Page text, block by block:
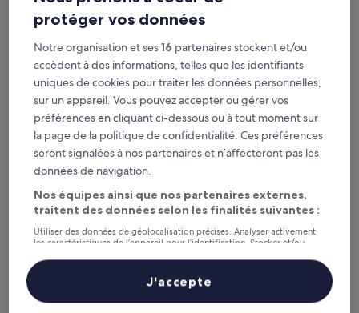
Koora Hotel by Sandglass
Koora Hotel by Sandglass
Hébergement
5.0 étoiles
Monteverde
10.0
sur
10,
Exceptionnel,
(341 avis)
10/10 Exceptionnel (341 avis)
Le
257 €
taxes et frais compris
1 sept. - 2 sept.
Valle Escondido Nature Reserve Hotel & Farm
protéger vos données
Notre organisation et ses16 partenaires stockent et/ou
accèdent à des informations, telles que les identifiants
uniques de cookies pour traiter les données personnelles,
sur un appareil. Vous pouvez accepter ou gérer vos
préférences en cliquant ci-dessous ou à tout moment sur
la page de la politique de confidentialité. Ces préférences
seront signalées à nos partenaires et n’affecteront pas les
données de navigation.
Nos équipes ainsi que nos partenaires externes,
traitent des données selon les finalités suivantes :
Utiliser des données de géolocalisation précises. Analyser activement
les caractéristiques de l’appareil pour l’identification. Stocker et/ou
personnalisés, mesure de performance des publicités et du contenu,
études d’audience et développement de services.
Liste de nos partenaires (fournisseurs)
J'accepte